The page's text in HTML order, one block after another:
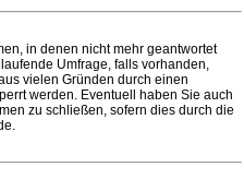
in denen nicht mehr geantwortet
Umfrage, falls vorhanden,
vielen Gründen durch einen
werden. Eventuell haben Sie auch
zu schließen, sofern dies durch die